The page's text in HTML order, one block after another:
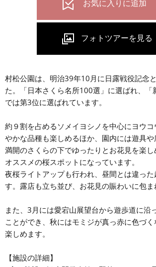
村松公園は、明治39年10月に日露戦役記念
た。「日本さくら名所100選」に選ばれ、「
では第3位に選ばれています。
約９割を占めるソメイヨシノを中心にヨウ
やかな品種も楽しめるほか、園内には遊具や
満開のさくらの下でゆったりとお花見を楽
オススメの桜スポットになっています。
夜桜ライトアップも行われ、昼間とは違った
す。露店も立ち並び、お花見の賑わいに包ま
また、3月には愛宕山展望台から遊歩道に沿
ことができ、秋にはモミジが真っ赤に色づ
楽しめます。
【施設の詳細】